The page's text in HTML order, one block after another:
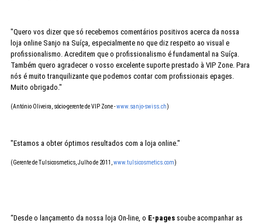
"Quero vos dizer que só recebemos comentários positivos acerca da nossa
loja online Sanjo na Suíça, especialmente no que diz respeito ao visual e
profissionalismo. Acreditem que o profissionalismo é fundamental na Suíça.
Também quero agradecer o vosso excelente suporte prestado à VIP Zone. Para
nós é muito tranquilizante que podemos contar com profissionais epages.
Muito obrigado."
(António Oliveira, sócio-gerente de VIP Zone -www.sanjo-swiss.ch)
"Estamos a obter óptimos resultados com a loja online."
(Gerente de Tulsicosmetics, Julho de 2011 ,www.tulsicosmetics.com)
“Desde o lançamento da nossa loja On-line, o E-pagessoube acompanhar as